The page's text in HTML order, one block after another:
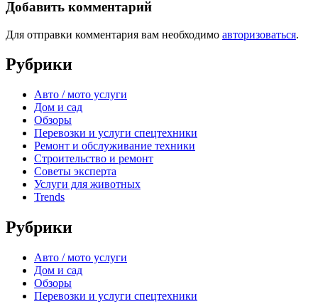
Добавить комментарий
Для отправки комментария вам необходимо авторизоваться.
Рубрики
Авто / мото услуги
Дом и сад
Обзоры
Перевозки и услуги спецтехники
Ремонт и обслуживание техники
Строительство и ремонт
Советы эксперта
Услуги для животных
Trends
Рубрики
Авто / мото услуги
Дом и сад
Обзоры
Перевозки и услуги спецтехники